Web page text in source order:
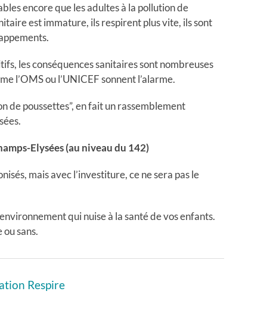
encore que les adultes à la pollution de
est immature, ils respirent plus vite, ils sont
les conséquences sanitaires sont nombreuses
l’OMS ou l’UNICEF sonnent l’alarme.
de poussettes”, en fait un rassemblement
Elysées (au niveau du 142)
mais avec l’investiture, ce ne sera pas le
qui nuise à la santé de vos enfants.
sans.
Respire